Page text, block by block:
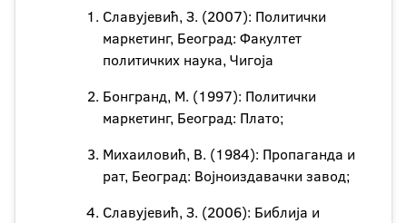
Славујевић, З. (2007): Политички
маркетинг, Београд: Факултет
политичких наука, Чигоја
Бонгранд, М. (1997): Политички
маркетинг, Београд: Плато;
Михаиловић, В. (1984): Пропаганда и
рат, Београд: Војноиздавачки завод;
Славујевић, З. (2006): Библија и